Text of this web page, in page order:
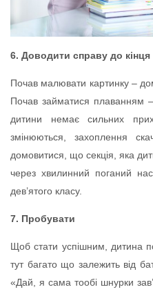
6. Доводити справу до кінця
Почав малювати картинку –
Почав займатися плаванням
дитини немає сильних
змінюються, захоплення
домовитися, що секція, яка
через хвилинний поганий
дев’ятого класу.
7. Пробувати
Щоб стати успішним, дитина
тут багато що залежить від
«Дай, я сама тообі шнурки